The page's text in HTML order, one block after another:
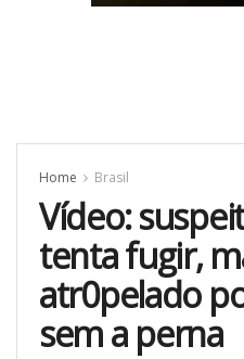
Home Brasil
Vídeo:
tenta fugir,
atr0pelado
sem a perna